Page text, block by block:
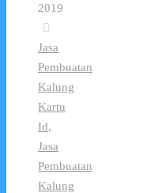
2019
Jasa
Pembuatan
Kalung
Kartu
Id,
Jasa
Pembuatan
Kalung